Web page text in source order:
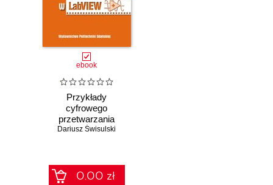
ebook
Przykłady
cyfrowego
przetwarzania
sygnałów w
Dariusz Świsulski
0.00 zł